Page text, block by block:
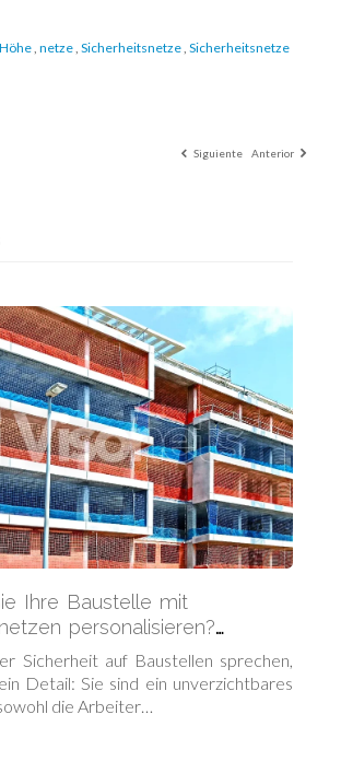
, netze, Sicherheitsnetze, Sicherheitsnetze
Siguiente Anterior
Ihre Baustelle mit
personalisieren?
alle verfügbaren Farben
Sicherheit auf Baustellen sprechen,
Detail: Sie sind ein unverzichtbares
die Arbeiter…